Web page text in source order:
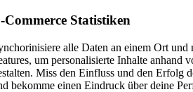
Commerce Statistiken
alle Daten an einem Ort und
um personalisierte Inhalte anhand
Miss den Einfluss und den Erfolg
bekomme einen Eindruck über deine